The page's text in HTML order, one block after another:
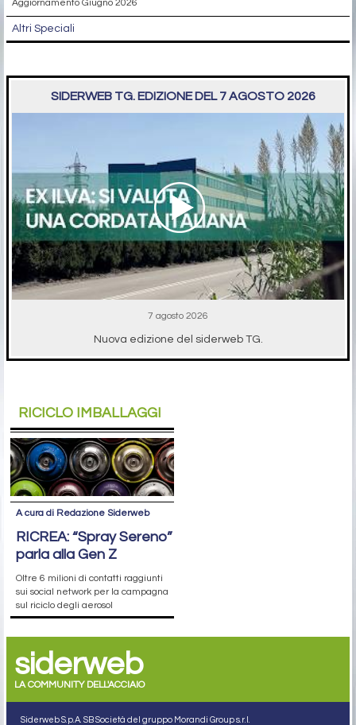
Aggiornamento Giugno 2026
Altri Speciali
SIDERWEB TG. EDIZIONE DEL 7 AGOSTO 2026
7 agosto 2026
Nuova edizione del siderweb TG.
RICICLO IMBALLAGGI
A cura di Redazione Siderweb
RICREA: “Spray Sereno”
parla alla Gen Z
Oltre 6 milioni di contatti raggiunti
sui social network per la campagna
sul riciclo degli aerosol
siderweb
LA COMMUNITY DELL'ACCIAIO
Siderweb S.p.A. SB Società del gruppo Morandi Group s.r.l.